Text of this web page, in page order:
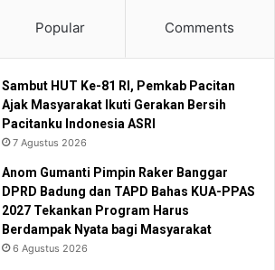
Popular Comments
Sambut HUT Ke-81 RI, Pemkab Pacitan
Ajak Masyarakat Ikuti Gerakan Bersih
Pacitanku Indonesia ASRI
7 Agustus 2026
Anom Gumanti Pimpin Raker Banggar
DPRD Badung dan TAPD Bahas KUA-PPAS
2027 Tekankan Program Harus
Berdampak Nyata bagi Masyarakat
6 Agustus 2026